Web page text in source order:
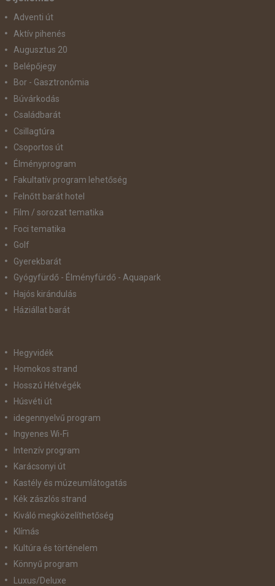
Adventi út
Aktív pihenés
Augusztus 20
Belépőjegy
Bor - Gasztronómia
Búvárkodás
Családbarát
Csillagtúra
Csoportos út
Élményprogram
Fakultatív program lehetőség
Felnőtt barát hotel
Film / sorozat tematika
Foci tematika
Golf
Gyerekbarát
Gyógyfürdő - Élményfürdő - Aquapark
Hajós kirándulás
Háziállat barát
Hegyvidék
Homokos strand
Hosszú Hétvégék
Húsvéti út
idegennyelvű program
Ingyenes Wi-Fi
Intenzív program
Karácsonyi út
Kastély és múzeumlátogatás
Kék zászlós strand
Kiváló megközelíthetőség
Klímás
Kultúra és történelem
Könnyű program
Luxus/Deluxe